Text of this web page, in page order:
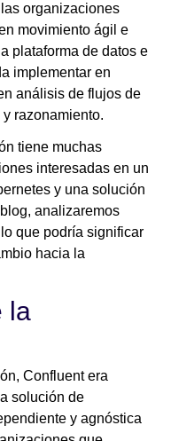
organizaciones
movimiento ágil e
plataforma de datos e
implementar en
análisis de flujos de
razonamiento.
tiene muchas
interesadas en un
y una solución
analizaremos
que podría significar
hacia la
la
Confluent era
solución de
y agnóstica